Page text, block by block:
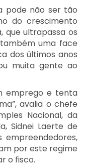
pode não ser tão
do crescimento
que ultrapassa os
uma face
dos últimos anos
muita gente ao
emprego e tenta
avalia o chefe
Nacional, da
Sidnei Laerte de
empreendedores,
por este regime
o fisco.